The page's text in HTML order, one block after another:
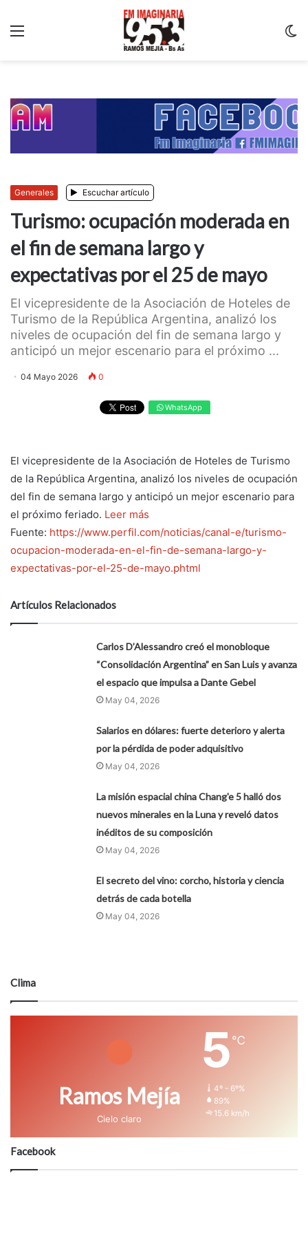
Generales Escuchar artículo
Turismo: ocupación moderada en
el fin de semana largo y
expectativas por el 25 de mayo
El vicepresidente de la Asociación de Hoteles de
Turismo de la República Argentina, analizó los
niveles de ocupación del fin de semana largo y
anticipó un mejor escenario para el próximo ...
04 Mayo 2026 0
WhatsApp
El vicepresidente de la Asociación de Hoteles de Turismo
de la República Argentina, analizó los niveles de ocupación
del fin de semana largo y anticipó un mejor escenario para
el próximo feriado. Leer más
Fuente: https://www.perfil.com/noticias/canal-e/turismo-
ocupacion-moderada-en-el-fin-de-semana-largo-y-
expectativas-por-el-25-de-mayo.phtml
Artículos Relacionados
Carlos D’Alessandro creó el monobloque
“Consolidación Argentina” en San Luis y avanza
el espacio que impulsa a Dante Gebel
May 04, 2026
Salarios en dólares: fuerte deterioro y alerta
por la pérdida de poder adquisitivo
May 04, 2026
La misión espacial china Chang'e 5 halló dos
nuevos minerales en la Luna y reveló datos
inéditos de su composición
May 04, 2026
El secreto del vino: corcho, historia y ciencia
detrás de cada botella
May 04, 2026
Clima
Ramos Mejía
Cielo claro
5 ℃
4º - 6º%
89%
15.6 km/h
Facebook